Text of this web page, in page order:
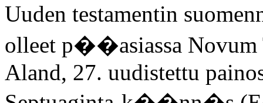
Uuden testamentin
olleet p��asiassa Novum
Aland, 27. uudistettu